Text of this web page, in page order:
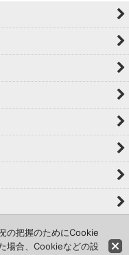
All Rights Reserved.
の把握のためにCookie
場合、Cookieなどの設